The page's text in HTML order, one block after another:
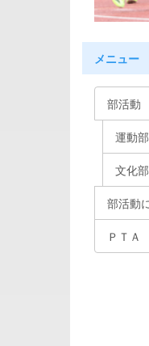
メニュー
部活動
運動部
文化部
部活動
ＰＴＡ